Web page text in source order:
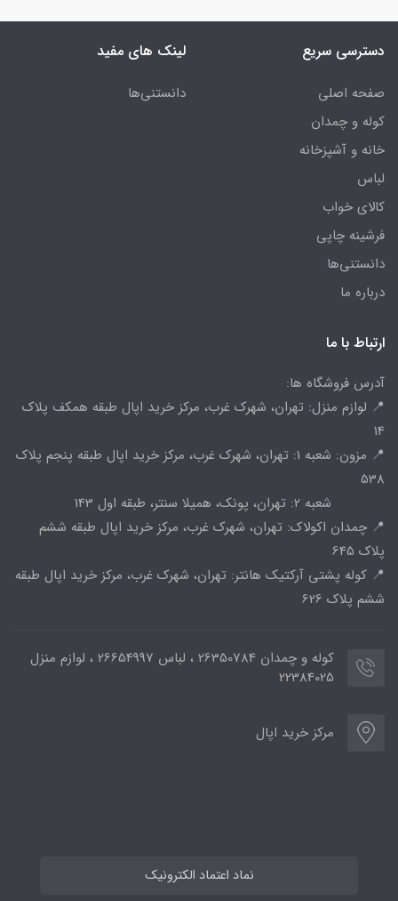
دسترسی سریع
صفحه اصلی
کوله و چمدان
خانه و آشپزخانه
لباس
کالای خواب
فرشینه چاپی
دانستنی‌ها
درباره ما
لینک های مفید
دانستنی‌ها
ارتباط با ما
آدرس فروشگاه ها:
📍 لوازم منزل: تهران، شهرک غرب، مرکز خرید اپال طبقه همکف پلاک
14
📍 مزون: شعبه 1: تهران، شهرک غرب، مرکز خرید اپال طبقه پنجم پلاک
538
شعبه 2: تهران، پونک، همیلا سنتر، طبقه اول 143
📍 چمدان اکولاک: تهران، شهرک غرب، مرکز خرید اپال طبقه ششم
پلاک 645
📍 کوله پشتی آرکتیک هانتر: تهران، شهرک غرب، مرکز خرید اپال طبقه
ششم پلاک 626
کوله و چمدان 26350784 ، لباس 26654997 ، لوازم منزل
22384025
مرکز خرید اپال
نماد اعتماد الکترونیک